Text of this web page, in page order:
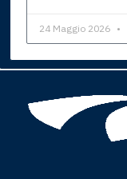
24 Maggio 2026